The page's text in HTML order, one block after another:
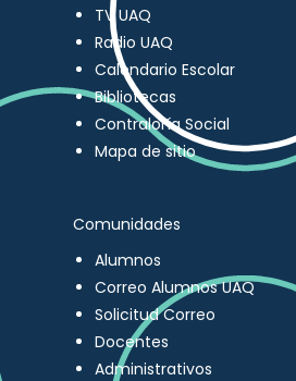
TV UAQ
Radio UAQ
Calendario Escolar
Bibliotecas
Contraloría Social
Mapa de sitio
Comunidades
Alumnos
Correo Alumnos UAQ
Solicitud Correo
Docentes
Administrativos